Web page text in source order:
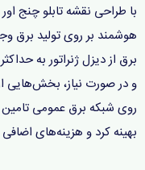
با طراحی نقشه تابلو چنج
هوشمند بر روی تولید برق
برق از دیزل ژنراتور به
و در صورت نیاز، بخش‌هایی
روی شبکه برق عمومی
بهینه کرد و هزینه‌های